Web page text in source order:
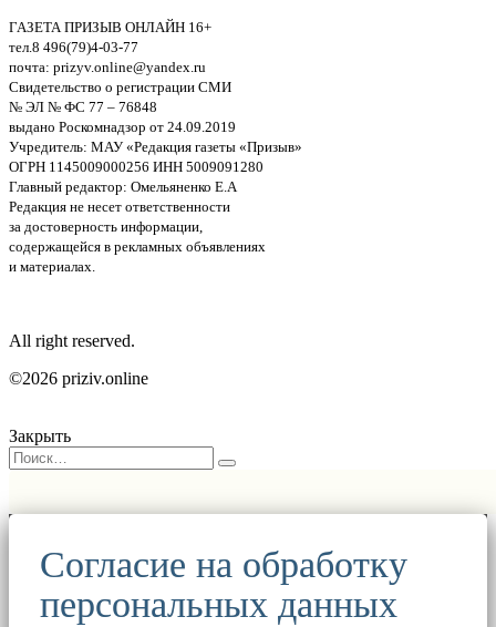
ГАЗЕТА ПРИЗЫВ ОНЛАЙН 16+
тел.8 496(79)4-03-77
почта: prizyv.online@yandex.ru
Свидетельство о регистрации СМИ
№ ЭЛ № ФС 77 – 76848
выдано Роскомнадзор от 24.09.2019
Учредитель: МАУ «Редакция газеты «Призыв»
ОГРН 1145009000256 ИНН 5009091280
Главный редактор: Омельяненко Е.А
Редакция не несет ответственности
за достоверность информации,
содержащейся в рекламных объявлениях
и материалах.
All right reserved.
©2026 priziv.online
Закрыть
Согласие на обработку
персональных данных